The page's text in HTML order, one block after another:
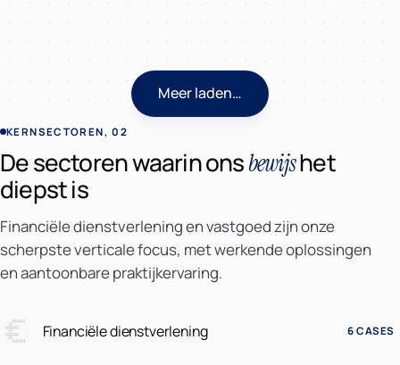
Meer laden…
KERNSECTOREN, 02
De sectoren waarin onsbewijshet
diepst is
Financiële dienstverlening en vastgoed zijn onze
scherpste verticale focus, met werkende oplossingen
en aantoonbare praktijkervaring.
Financiële dienstverlening 6 CASES